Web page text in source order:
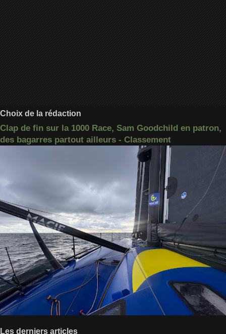
Choix de la rédaction
Clap de fin sur la 1000 Race, Sam Goodchild en patron,
des bagarres partout ailleurs - Classement
Les derniers articles